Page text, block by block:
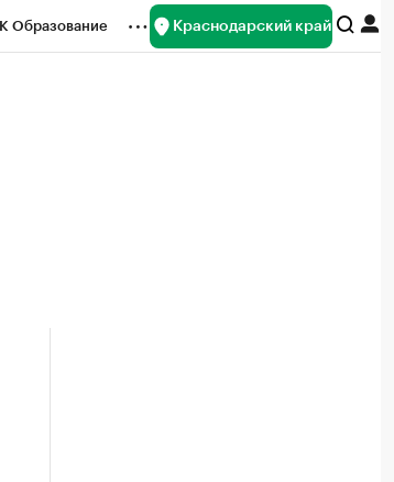
Образование Краснодарский край